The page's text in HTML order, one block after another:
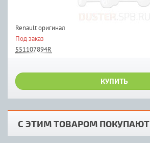
Renault оригинал
Под заказ
551107894R
КУПИТЬ
С ЭТИМ ТОВАРОМ ПОКУПАЮТ